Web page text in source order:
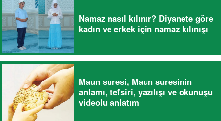
Namaz nasıl kılınır? Diyanete göre
kadın ve erkek için namaz kılınışı
Maun suresi, Maun suresinin
anlamı, tefsiri, yazılışı ve okunuşu
videolu anlatım